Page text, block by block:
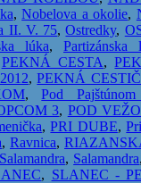
,Nobelova a okolie,
II. V. 75,Ostredky,
lúka, Partizánska
PEKNÁ CESTA,
,PEKNÁ
,Pod
3, POD
,PRI DUBE,
, Ravnica,
Salamandra, Salamandra
, SLANEC -